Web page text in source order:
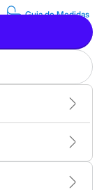
Guia de Medidas